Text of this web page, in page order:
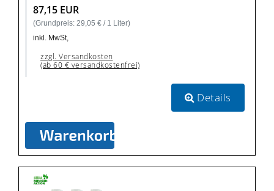
87,15 EUR
(Grundpreis: 29,05 € / 1 Liter)
inkl. MwSt,
zzgl. Versandkosten
(ab 60 € versandkostenfrei)
Details